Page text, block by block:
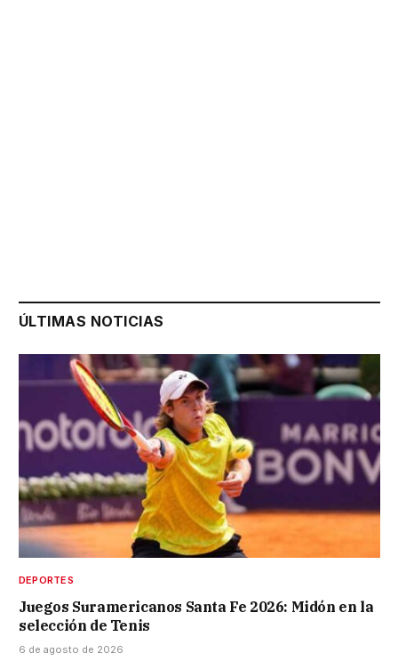
ÚLTIMAS NOTICIAS
DEPORTES
Juegos Suramericanos Santa Fe 2026: Midón en la
selección de Tenis
6 de agosto de 2026